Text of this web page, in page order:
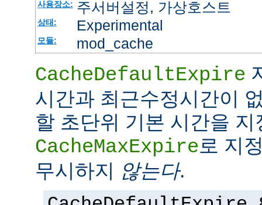
사용장소: 주서버설정, 가상호스트
상태: Experimental
모듈: mod_cache
CacheDefaultExpire
시간과 최근수정시간이
할 초단위 기본 시간을 지
CacheMaxExpire로 지
무시하지 않는다.